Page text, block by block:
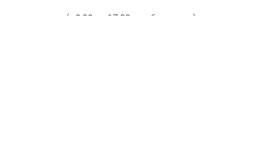
(с 8:30 до 17:00 в рабочие дни)